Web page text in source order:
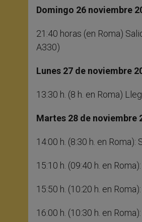
Domingo 26 noviembre
21:40 horas (en Roma)
A330)
Lunes 27 de noviembre
13:30 h. (8 h. en Roma)
Martes 28 de noviembre
14:00 h. (8:30 h. en
15:10 h. (09:40 h. en
15:50 h. (10:20 h. en
16:00 h. (10:30 h. en